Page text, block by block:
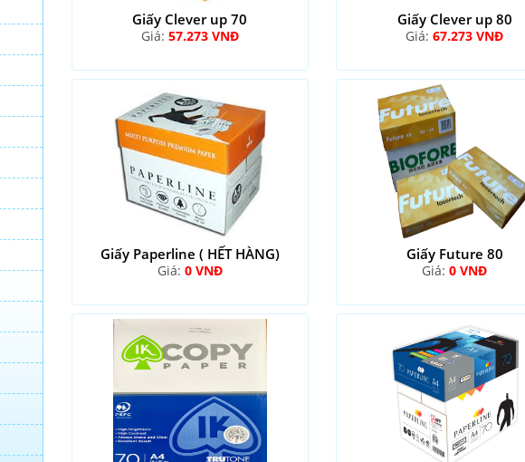
Giấy Clever up 70
Giá: 57.273 VNĐ
Giấy Clever up 80
Giá:67.273 VNĐ
Giấy Paperline ( HẾT HÀNG)
Giá: 0 VNĐ
Giấy Future 80
Giá:0 VNĐ